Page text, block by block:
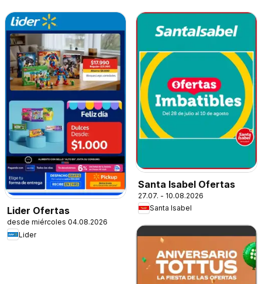
Lider Ofertas
desde miércoles 04.08.2026
Lider
Santa Isabel Ofertas
27.07. - 10.08.2026
Santa Isabel